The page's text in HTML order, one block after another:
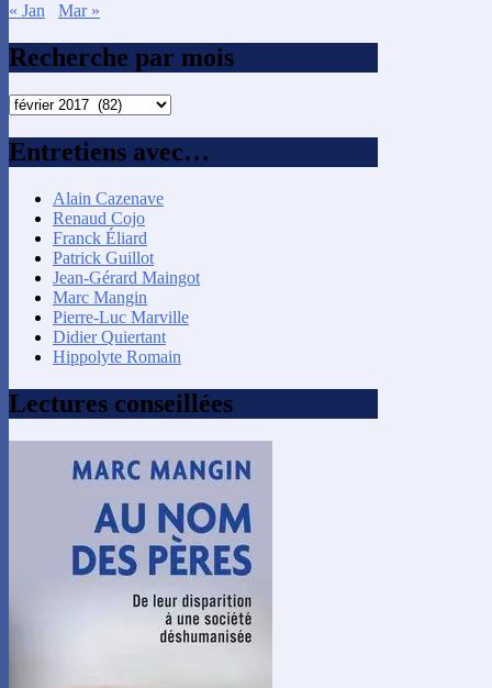
« Jan
Mar »
Recherche par mois
Recherche
mois
Entretiens avec…
Alain Cazenave
Renaud Cojo
Franck Éliard
Patrick Guillot
Jean-Gérard Maingot
Marc Mangin
Pierre-Luc Marville
Didier Quiertant
Hippolyte Romain
Lectures conseillées